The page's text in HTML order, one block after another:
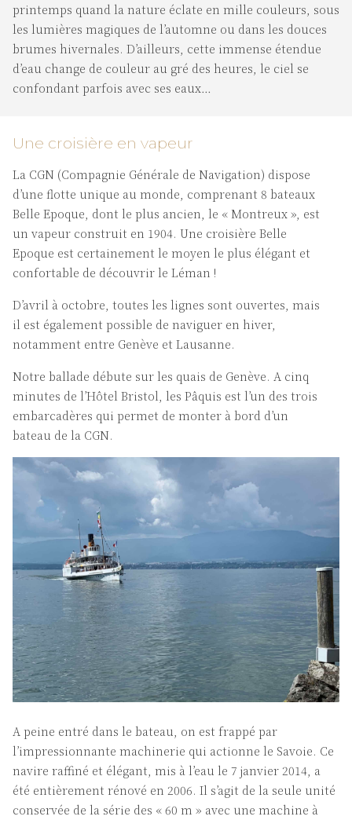
printemps quand la nature éclate en mille couleurs, sous
les lumières magiques de l’automne ou dans les douces
brumes hivernales. D’ailleurs, cette immense étendue
d’eau change de couleur au gré des heures, le ciel se
confondant parfois avec ses eaux…
Une croisière en vapeur
La CGN (Compagnie Générale de Navigation) dispose
d’une flotte unique au monde, comprenant 8 bateaux
Belle Epoque, dont le plus ancien, le « Montreux », est
un vapeur construit en 1904. Une croisière Belle
Epoque est certainement le moyen le plus élégant et
confortable de découvrir le Léman !
D’avril à octobre, toutes les lignes sont ouvertes, mais
il est également possible de naviguer en hiver,
notamment entre Genève et Lausanne.
Notre ballade débute sur les quais de Genève. A cinq
minutes de l’Hôtel Bristol, les Pâquis est l’un des trois
embarcadères qui permet de monter à bord d’un
bateau de la CGN.
A peine entré dans le bateau, on est frappé par
l’impressionnante machinerie qui actionne le Savoie. Ce
navire raffiné et élégant, mis à l’eau le 7 janvier 2014, a
été entièrement rénové en 2006. Il s’agit de la seule unité
conservée de la série des « 60 m » avec une machine à